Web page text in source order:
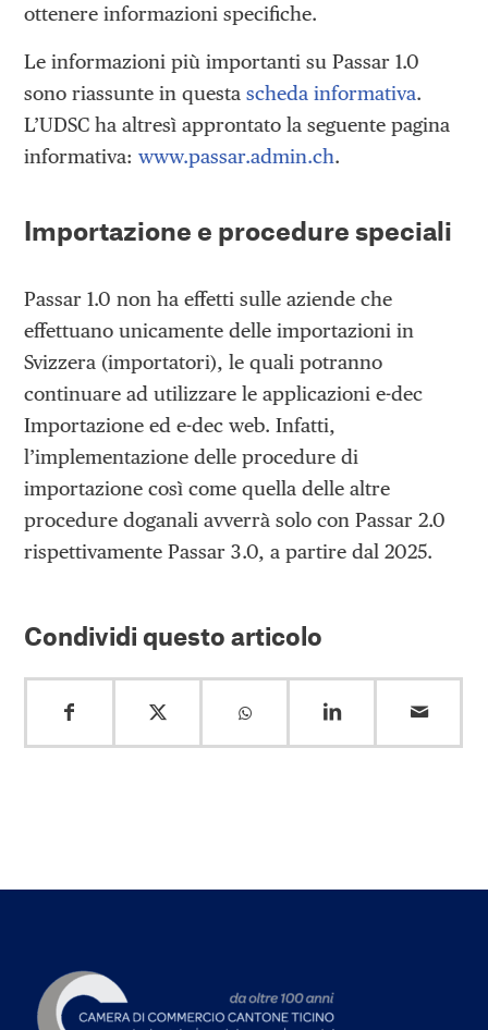
ottenere informazioni specifiche.
Le informazioni più importanti su Passar 1.0
sono riassunte in questascheda informativa.
L’UDSC ha altresì approntato la seguente pagina
informativa:www.passar.admin.ch.
Importazione e procedure speciali
Passar 1.0 non ha effetti sulle aziende che
effettuano unicamente delle importazioni in
Svizzera (importatori), le quali potranno
continuare ad utilizzare le applicazioni e-dec
Importazione ed e-dec web. Infatti,
l’implementazione delle procedure di
importazione così come quella delle altre
procedure doganali avverrà solo con Passar 2.0
rispettivamente Passar 3.0, a partire dal 2025.
Condividi questo articolo